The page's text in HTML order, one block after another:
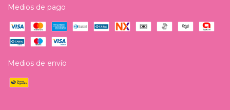
Medios de pago
Medios de envío